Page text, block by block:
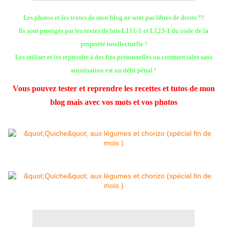
Les photos et les textes de mon blog ne sont pas libres de droits !!!
Ils sont protégés par les textes de lois L111-1 et L123-1 du code de la
propriété intellectuelle !
Les utiliser et les reprendre à des fins personnelles ou commerciales sans
autorisation est un délit pénal !
Vous pouvez tester et reprendre les recettes et tutos de mon
blog mais avec vos mots et vos photos